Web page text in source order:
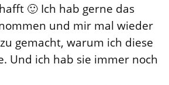
🙂 Ich hab gerne das
und mir mal wieder
gemacht, warum ich diese
Und ich hab sie immer noch